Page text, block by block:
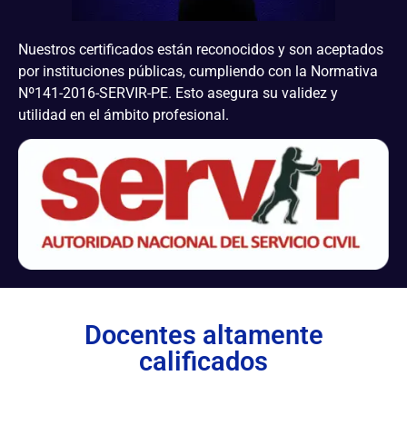
Nuestros certificados están reconocidos y son aceptados
por instituciones públicas, cumpliendo con la Normativa
Nº141-2016-SERVIR-PE. Esto asegura su validez y
utilidad en el ámbito profesional.
Docentes altamente
calificados